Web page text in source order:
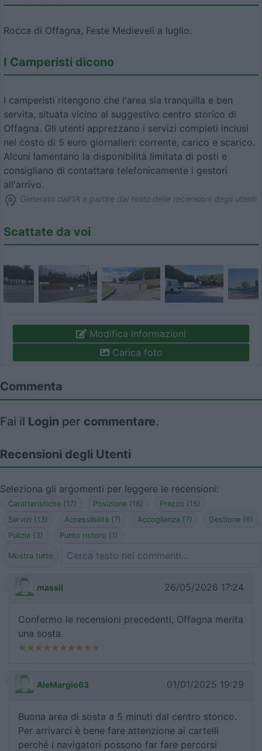
Rocca di Offagna, Feste Medieveli a luglio.
I Camperisti dicono
I camperisti ritengono che l'area sia tranquilla e ben
servita, situata vicino al suggestivo centro storico di
Offagna. Gli utenti apprezzano i servizi completi inclusi
nel costo di 5 euro giornalieri: corrente, carico e scarico.
Alcuni lamentano la disponibilità limitata di posti e
consigliano di contattare telefonicamente i gestori
all'arrivo.
Generato dall'IA a partire dal testo delle recensioni degli utenti
Scattate da voi
Modifica informazioni
Carica foto
Commenta
Fai il Login per commentare.
Recensioni degli Utenti
Seleziona gli argomenti per leggere le recensioni:
Caratteristiche (17) Posizione (16)
Prezzo (15)
Servizi (13)
Accessibilità (7) Accoglienza (7)
Gestione (6)
Pulizia (3)
Punto ristoro (1)
Mostra tutto
massil 26/05/2026 17:24
Confermo le recensioni precedenti, Offagna merita
una sosta.
AleMargio63 01/01/2025 19:29
Buona area di sosta a 5 minuti dal centro storico.
Per arrivarci è bene fare attenzione ai cartelli
perché i navigatori possono far fare percorsi